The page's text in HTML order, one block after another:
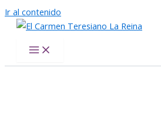
Ir al contenido